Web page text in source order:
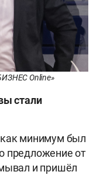
Online»
стали
минимум был
предложение от
и пришёл